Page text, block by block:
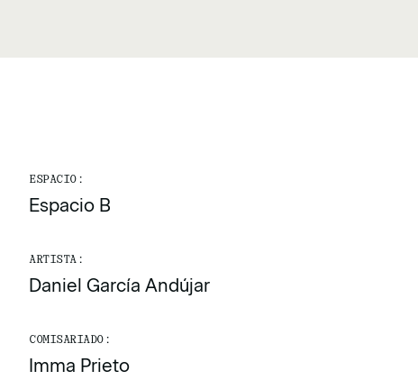
ESPACIO:
Espacio B
ARTISTA:
Daniel García Andújar
COMISARIADO:
Imma Prieto